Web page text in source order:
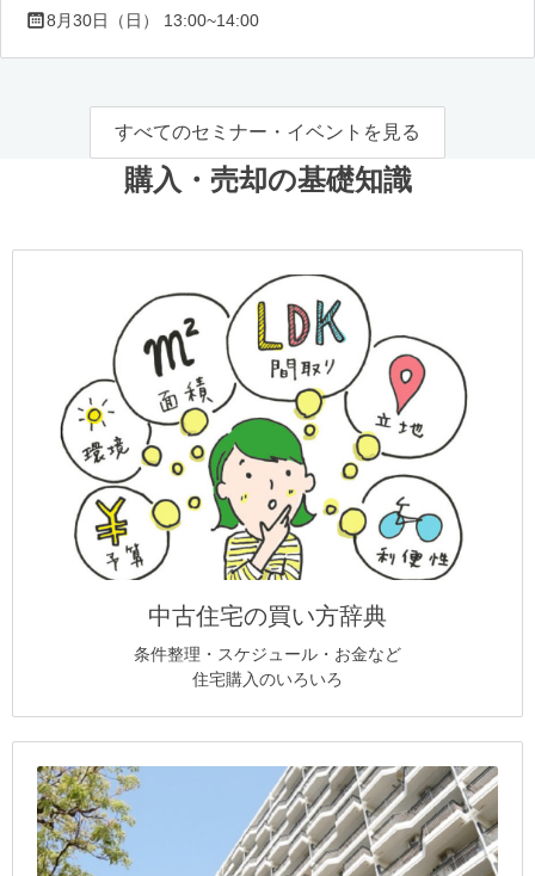
8月30日（日） 13:00~14:00
すべてのセミナー・イベントを見る
購入・売却の基礎知識
中古住宅の買い方辞典
条件整理・スケジュール・お金など
住宅購入のいろいろ